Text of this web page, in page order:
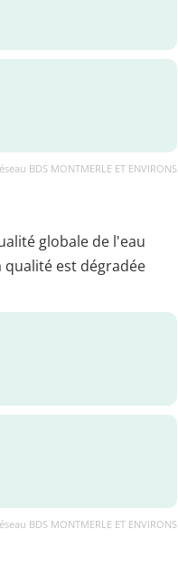
BDS MONTMERLE ET ENVIRONS
globale de l'eau
est dégradée
BDS MONTMERLE ET ENVIRONS